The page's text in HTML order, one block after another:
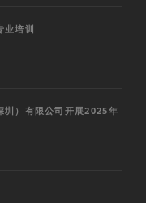
业培训
圳）有限公司开展2025年